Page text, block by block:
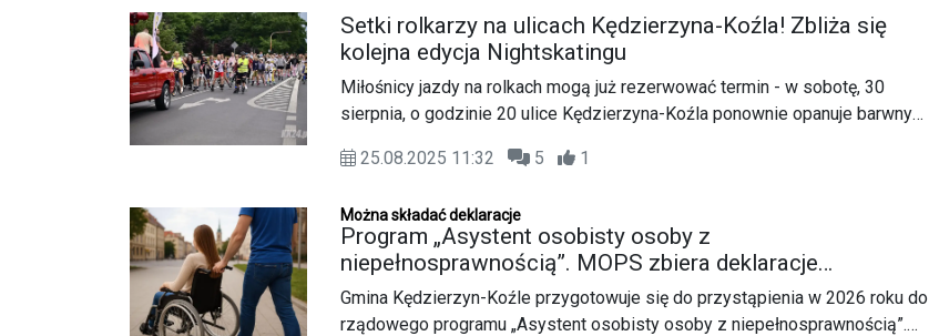
Setki rolkarzy na ulicach Kędzierzyna-Koźla! Zbliża się
kolejna edycja Nightskatingu
Miłośnicy jazdy na rolkach mogą już rezerwować termin - w sobotę, 30
sierpnia, o godzinie 20 ulice Kędzierzyna-Koźla ponownie opanuje barwny
rekreacyjne, które łączy aktywność fizyczną ze świetną zabawą i integracją
25.08.2025 11:32 5 1
Można składać deklaracje
Program „Asystent osobisty osoby z
niepełnosprawnością”. MOPS zbiera deklaracje
zainteresowanych
Gmina Kędzierzyn-Koźle przygotowuje się do przystąpienia w 2026 roku do
rządowego programu „Asystent osobisty osoby z niepełnosprawnością”.